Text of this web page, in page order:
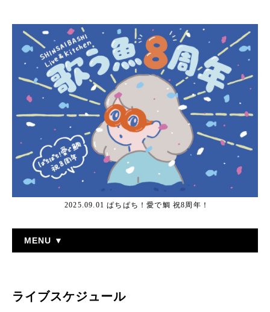
2025.09.01 ぱちぱち！愛で鯛 祝8周年！
MENU ▼
ライブスケジュール